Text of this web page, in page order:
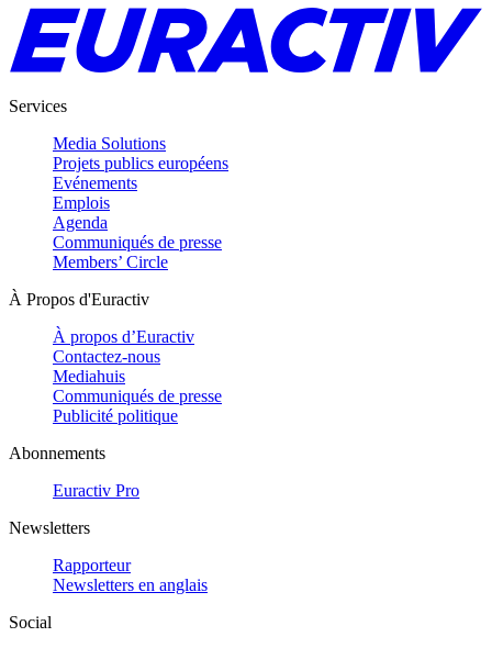
Services
Media Solutions
Projets publics européens
Evénements
Emplois
Agenda
Communiqués de presse
Members’ Circle
À Propos d'Euractiv
À propos d’Euractiv
Contactez-nous
Mediahuis
Communiqués de presse
Publicité politique
Abonnements
Euractiv Pro
Newsletters
Rapporteur
Newsletters en anglais
Social